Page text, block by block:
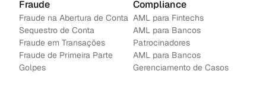
Fraude
Fraude na Abertura de Conta
Sequestro de Conta
Fraude em Transações
Fraude de Primeira Parte
Golpes
Compliance
AML para Fintechs
AML para Bancos
Patrocinadores
AML para Bancos
Gerenciamento de Casos